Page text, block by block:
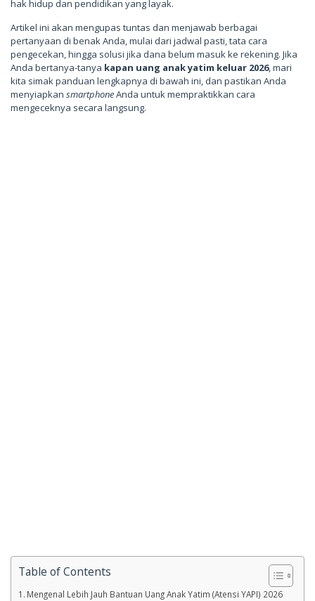
hak hidup dan pendidikan yang layak.
Artikel ini akan mengupas tuntas dan menjawab berbagai
pertanyaan di benak Anda, mulai dari jadwal pasti, tata cara
pengecekan, hingga solusi jika dana belum masuk ke rekening. Jika
Anda bertanya-tanya kapan uang anak yatim keluar 2026, mari
kita simak panduan lengkapnya di bawah ini, dan pastikan Anda
menyiapkan smartphoneAnda untuk mempraktikkan cara
mengeceknya secara langsung.
Table of Contents
Mengenal Lebih Jauh Bantuan Uang Anak Yatim (Atensi YAPI) 2026